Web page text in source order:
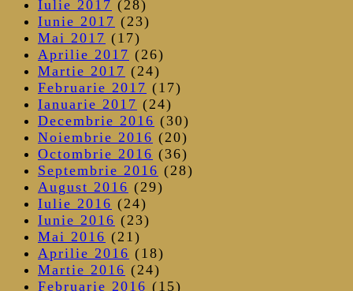
Iulie 2017 (28)
Iunie 2017 (23)
Mai 2017 (17)
Aprilie 2017 (26)
Martie 2017 (24)
Februarie 2017 (17)
Ianuarie 2017 (24)
Decembrie 2016 (30)
Noiembrie 2016 (20)
Octombrie 2016 (36)
Septembrie 2016 (28)
August 2016 (29)
Iulie 2016 (24)
Iunie 2016 (23)
Mai 2016 (21)
Aprilie 2016 (18)
Martie 2016 (24)
Februarie 2016 (15)